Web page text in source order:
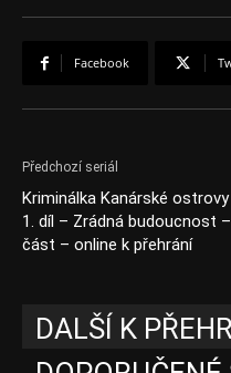
Facebook
Předchozí seriál
Kriminálka Kanárské
1. díl – Zrádná budoucnost
část – online k přehrání
DALŠÍ K